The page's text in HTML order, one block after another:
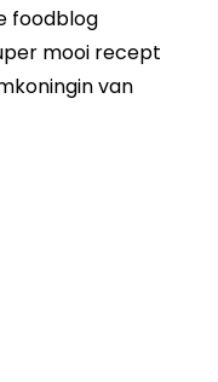
foodblog
mooi recept
van